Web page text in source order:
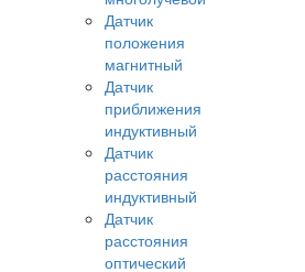
Датчик
положения
магнитный
Датчик
приближения
индуктивный
Датчик
расстояния
индуктивный
Датчик
расстояния
оптический